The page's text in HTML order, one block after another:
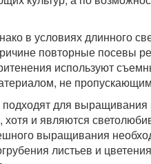
в условиях длинного
повторные посевы
используют
не
для
хотя и являются
выращивания
листьев и